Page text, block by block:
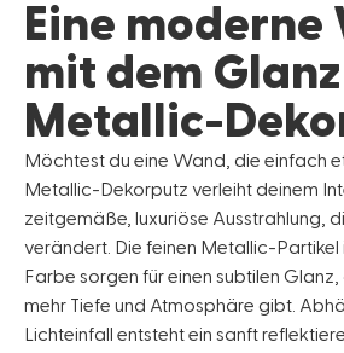
Eine moderne
mit dem
Metallic-
Möchtest du eine Wand, die einfach
Metallic-Dekorputz verleiht deinem
zeitgemäße, luxuriöse Ausstrahlung,
verändert. Die feinen Metallic-Partikel
Farbe sorgen für einen subtilen
mehr Tiefe und Atmosphäre gibt.
Lichteinfall entsteht ein sanft